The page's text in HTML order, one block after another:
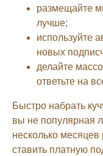
размещайте
лучше;
используйте
новых
делайте
ответьте на
Быстро набрать
вы не популярная
несколько
ставить платную